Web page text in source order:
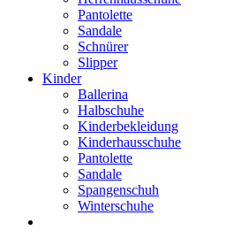
Pantolette
Sandale
Schnürer
Slipper
Kinder
Ballerina
Halbschuhe
Kinderbekleidung
Kinderhausschuhe
Pantolette
Sandale
Spangenschuh
Winterschuhe